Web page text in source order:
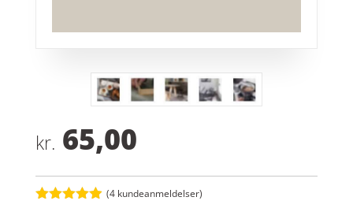
kr. 65,00
(4 kundeanmeldelser)